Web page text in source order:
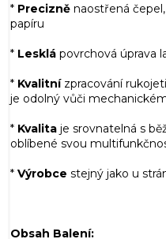
* Precizně naostřená
papíru
* Lesklá povrchová úprava
* Kvalitnízpracování
je odolný vůči
* Kvalita je srovnatelná s
oblíbené svou
* Výrobce stejný jako u
Obsah Balení: